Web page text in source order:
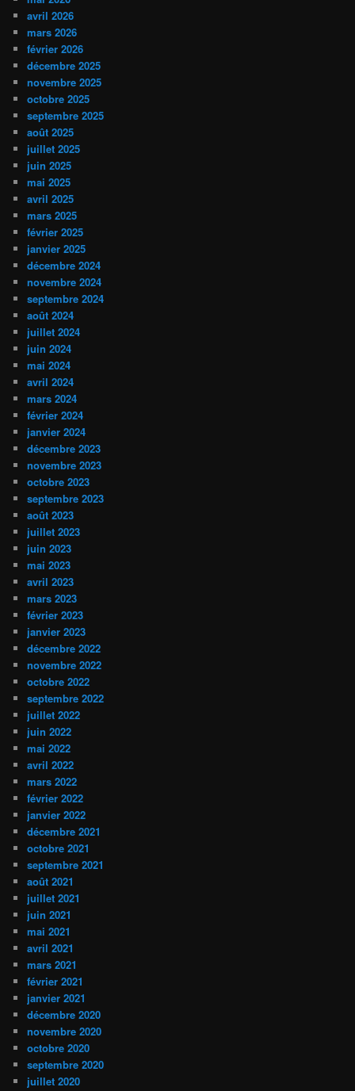
avril 2026
mars 2026
février 2026
décembre 2025
novembre 2025
octobre 2025
septembre 2025
août 2025
juillet 2025
juin 2025
mai 2025
avril 2025
mars 2025
février 2025
janvier 2025
décembre 2024
novembre 2024
septembre 2024
août 2024
juillet 2024
juin 2024
mai 2024
avril 2024
mars 2024
février 2024
janvier 2024
décembre 2023
novembre 2023
octobre 2023
septembre 2023
août 2023
juillet 2023
juin 2023
mai 2023
avril 2023
mars 2023
février 2023
janvier 2023
décembre 2022
novembre 2022
octobre 2022
septembre 2022
juillet 2022
juin 2022
mai 2022
avril 2022
mars 2022
février 2022
janvier 2022
décembre 2021
octobre 2021
septembre 2021
août 2021
juillet 2021
juin 2021
mai 2021
avril 2021
mars 2021
février 2021
janvier 2021
décembre 2020
novembre 2020
octobre 2020
septembre 2020
juillet 2020